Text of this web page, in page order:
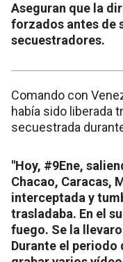
Aseguran que la
forzados antes de
secuestradores.
Comando con
había sido liberada
secuestrada
"Hoy, #9Ene,
Chacao, Caracas,
interceptada y
trasladaba. En el
fuego. Se la
Durante el periodo